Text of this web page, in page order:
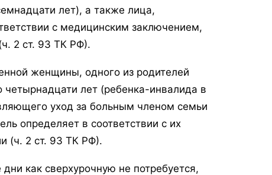
лет), а также лица,
с медицинским заключением,
2 ст. 93 ТК РФ).
женщины, одного из родителей
лет (ребенка-инвалида в
уход за больным членом семьи
определяет в соответствии с их
(ч. 2 ст. 93 ТК РФ).
как сверхурочную не потребуется,